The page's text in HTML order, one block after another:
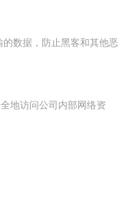
数据，防止黑客和其他恶
地访问公司内部网络资